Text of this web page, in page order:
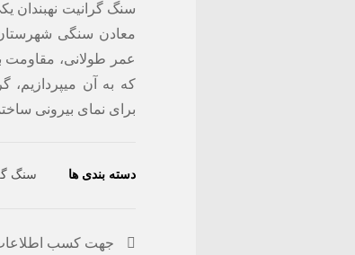
سنگ گرانیت نهبندان
معادن سنگی
عمر طولانی، مقاومت
که به آن میپردازیم،
برای نمای بیرونی
دسته بندی ها سنگ
جهت کسب اطلاعات